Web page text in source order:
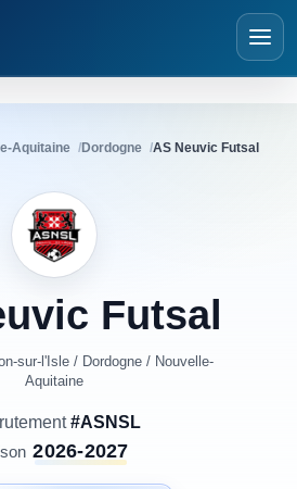
Aquitaine Dordogne AS Neuvic Futsal
Futsal
sur-l'Isle/ Dordogne/ Nouvelle-
Aquitaine
#ASNSL
2026-2027